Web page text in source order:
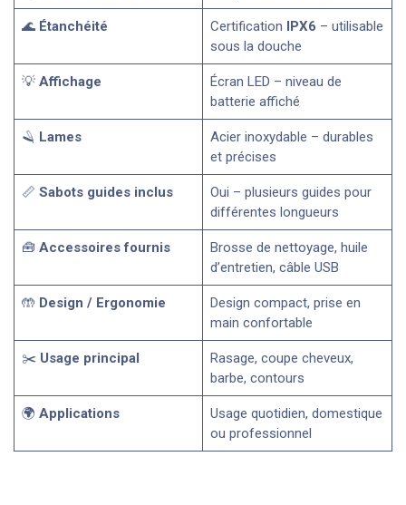
🌊 Étanchéité Certification IPX6 – utilisable
sous la douche
💡 Affichage
Écran LED – niveau de
batterie affiché
🪒 Lames
Acier inoxydable – durables
et précises
📏 Sabots guides inclus
Oui – plusieurs guides pour
différentes longueurs
🧰 Accessoires fournis
Brosse de nettoyage, huile
d’entretien, câble USB
🤲 Design / Ergonomie
Design compact, prise en
main confortable
✂️ Usage principal
Rasage, coupe cheveux,
barbe, contours
🌍 Applications
Usage quotidien, domestique
ou professionnel